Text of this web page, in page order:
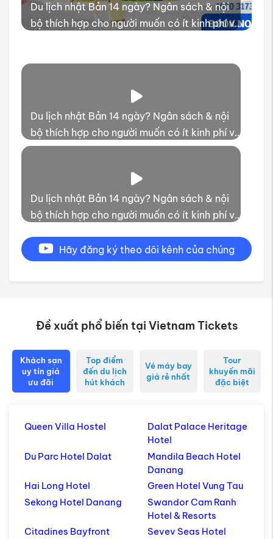
Du lịch nhật Bản 14 ngày? Ngân sách & nội
bộ thích hợp cho người muốn có ít kinh phí và
Du lịch nhật Bản 14 ngày? Ngân sách & nội
bộ thích hợp cho người muốn có ít kinh phí và
thời gian trải nghiệm
Du lịch nhật Bản 14 ngày? Ngân sách & nội
bộ thích hợp cho người muốn có ít kinh phí và
Hãy đăng ký theo dõi kênh của chúng
Đề xuất phổ biến tại Vietnam Tickets
Khách sạn
uy tín giá
ưu đãi
Top điểm
đến du lịch
hút khách
Vé máy bay
giá rẻ nhất
Tour
khuyến mãi
đặc biệt
Queen Villa Hostel
Dalat Palace Heritage
Hotel
Du Parc Hotel Dalat
Mandila Beach Hotel
Danang
Hai Long Hotel
Green Hotel Vung Tau
Sekong Hotel Danang
Swandor Cam Ranh
Hotel & Resorts
Citadines Bayfront
Sevev Seas Hotel